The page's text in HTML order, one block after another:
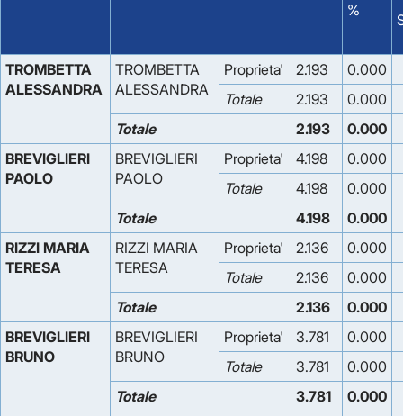
%
TROMBETTA
ALESSANDRA
TROMBETTA
ALESSANDRA
Proprieta' 2.193
0.000
Totale
2.193
0.000
Totale
2.193
0.000
BREVIGLIERI
PAOLO
BREVIGLIERI
PAOLO
Proprieta' 4.198
0.000
Totale
4.198
0.000
Totale
4.198
0.000
RIZZI MARIA
TERESA
RIZZI MARIA
TERESA
Proprieta' 2.136
0.000
Totale
2.136
0.000
Totale
2.136
0.000
BREVIGLIERI
BRUNO
BREVIGLIERI
BRUNO
Proprieta' 3.781
0.000
Totale
3.781
0.000
Totale
3.781
0.000